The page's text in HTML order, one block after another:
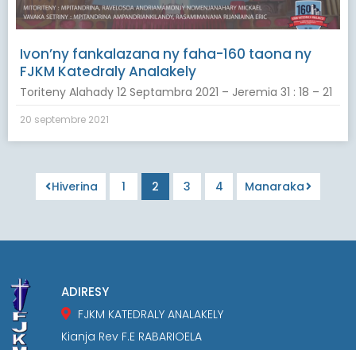
Ivon’ny fankalazana ny faha-160 taona ny
FJKM Katedraly Analakely
Toriteny Alahady 12 Septambra 2021 – Jeremia 31 : 18 – 21
20 septembre 2021
Hiverina 1 2 3 4 Manaraka
ADIRESY
FJKM KATEDRALY ANALAKELY
Kianja Rev F.E RABARIOELA